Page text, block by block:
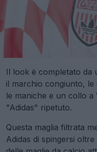
Il look è completato da
il marchio congiunto,
le maniche e un collo
"Adidas" ripetuto.
Questa maglia filtrata
Adidas di spingersi